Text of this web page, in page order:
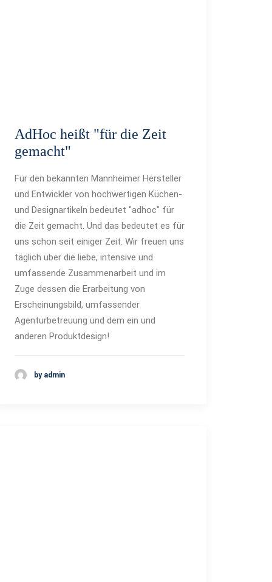
AdHoc heißt "für die Zeit
gemacht"
Für den bekannten Mannheimer Hersteller
und Entwickler von hochwertigen Küchen-
und Designartikeln bedeutet "adhoc" für
die Zeit gemacht. Und das bedeutet es für
uns schon seit einiger Zeit. Wir freuen uns
täglich über die liebe, intensive und
umfassende Zusammenarbeit und im
Zuge dessen die Erarbeitung von
Erscheinungsbild, umfassender
Agenturbetreuung und dem ein und
anderen Produktdesign!
by admin